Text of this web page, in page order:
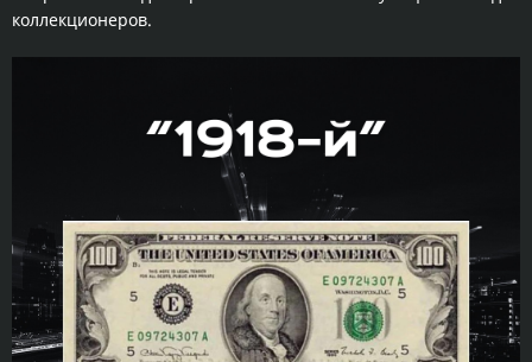
коллекционеров.